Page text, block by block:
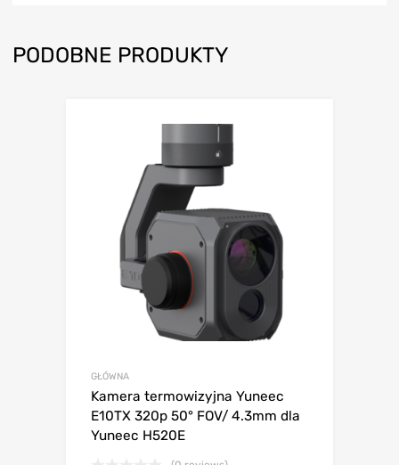
PODOBNE PRODUKTY
GŁÓWNA
Kamera termowizyjna Yuneec
E10TX 320p 50° FOV/ 4.3mm dla
Yuneec H520E